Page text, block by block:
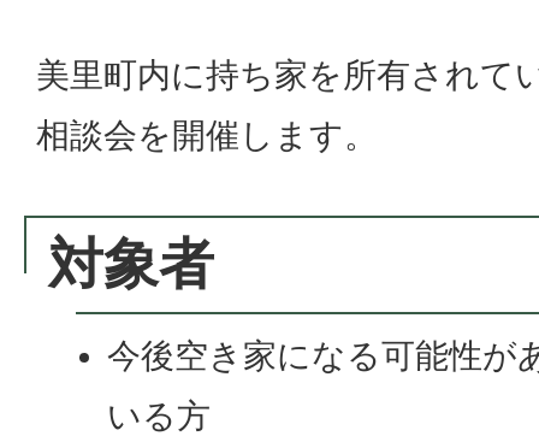
美里町内に持ち家を所有されて
相談会を開催します。
対象者
今後空き家になる可能性が
いる方